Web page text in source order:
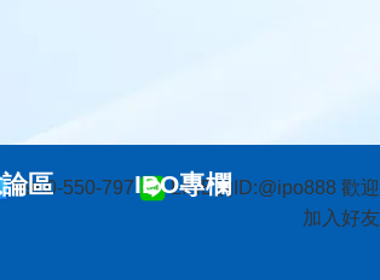
0960-550-797
LINE的ID:@ipo888 歡迎
加入好友
區 IPO專欄